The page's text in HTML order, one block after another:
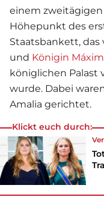
einem zweitägigen
Höhepunkt des
Staatsbankett,
und Königin
königlichen Palast
wurde. Dabei
Amalia gerichtet.
Klickt euch durch: